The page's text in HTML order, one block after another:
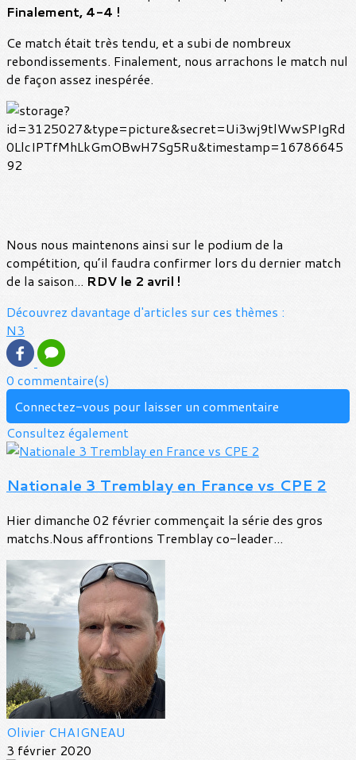
Finalement, 4-4 !
Ce match était très tendu, et a subi de nombreux
rebondissements. Finalement, nous arrachons le match nul
de façon assez inespérée.
Nous nous maintenons ainsi sur le podium de la
compétition, qu’il faudra confirmer lors du dernier match
de la saison... RDV le 2 avril !
Découvrez davantage d'articles sur ces thèmes :
N3
0 commentaire(s)
Connectez-vous pour laisser un commentaire
Consultez également
Nationale 3 Tremblay en France vs CPE 2
Hier dimanche 02 février commençait la série des gros
matchs.Nous affrontions Tremblay co-leader...
Olivier CHAIGNEAU
3 février 2020